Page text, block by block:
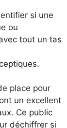
si une
ou
tout un tas
place pour
un excellent
Ce public
déchiffrer si